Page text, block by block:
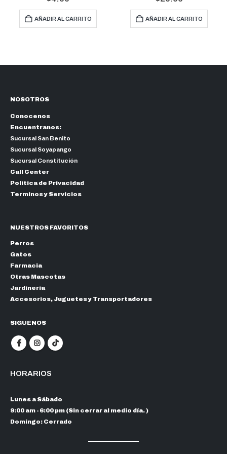
AÑADIR AL CARRITO AÑADIR AL CARRITO
NOSOTROS
Conocenos
Encuentranos:
Sucursal San Benito
Sucursal Soyapango
Sucursal Constitución
Call Center
Politica de Privacidad
Terminos y Servicios
NUESTROS FAVORITOS
Perros
Gatos
Farmacia
Otras Mascotas
Jardinería
Accesorios, Juguetes y Transportadores
SIGUENOS
HORARIOS
Lunes a Sábado
9:00 am - 6:00 pm (Sin cerrar al medio día. )
Domingo: Cerrado